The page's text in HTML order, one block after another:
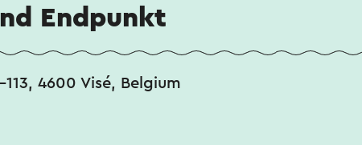
Endpunkt
113, 4600 Visé, Belgium